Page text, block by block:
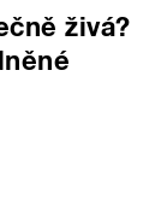
živá?